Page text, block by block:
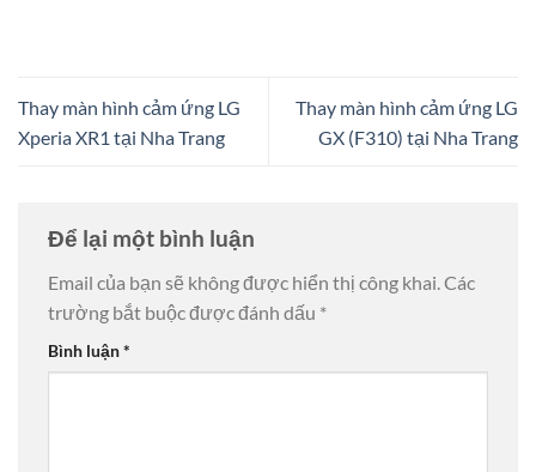
Thay màn hình cảm ứng LG
Xperia XR1 tại Nha Trang
Thay màn hình cảm ứng LG
GX (F310) tại Nha Trang
Để lại một bình luận
Email của bạn sẽ không được hiển thị công khai.Các
trường bắt buộc được đánh dấu *
Bình luận*